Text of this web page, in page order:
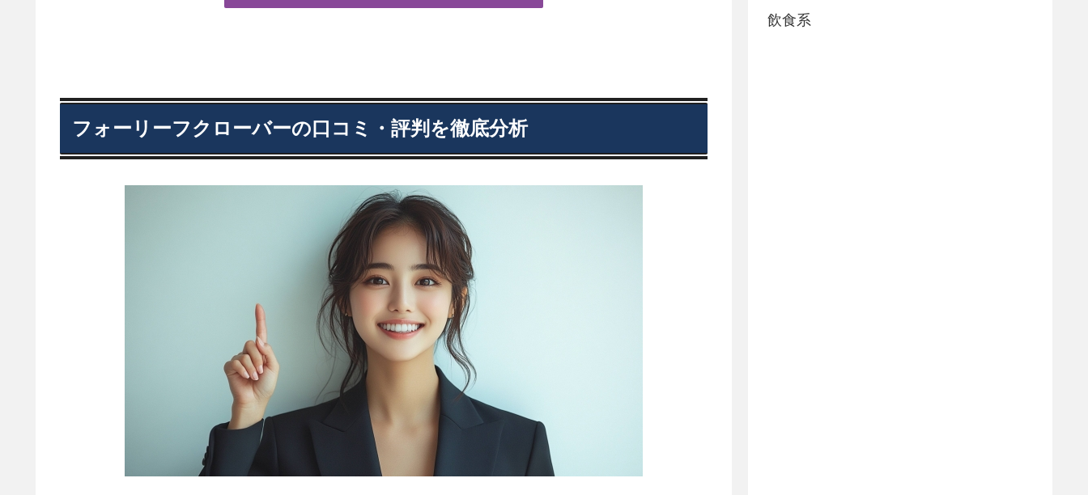
フォーリーフクローバーの口コミ・評判を徹底分析
飲食系